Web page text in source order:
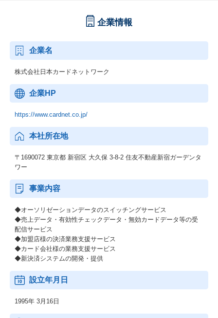
企業情報
企業名
株式会社日本カードネットワーク
企業HP
https://www.cardnet.co.jp/
本社所在地
〒1690072 東京都 新宿区 大久保 3-8-2 住友不動産新宿ガーデンタ
ワー
事業内容
◆オーソリゼーションデータのスイッチングサービス
◆売上データ・有効性チェックデータ・無効カードデータ等の受
配信サービス
◆加盟店様の決済業務支援サービス
◆カード会社様の業務支援サービス
◆新決済システムの開発・提供
設立年月日
1995年 3月16日